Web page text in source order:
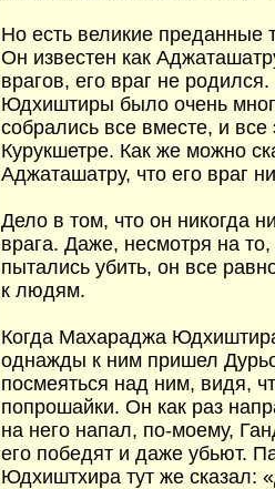
Но есть великие
Он известен как
врагов, его враг не
Юдхиштиры было очень
собрались все вместе, и
Курукшетре. Как же можно
Аджаташатру, что его враг
Дело в том, что он никогда
врага. Даже, несмотря на
пытались убить, он все
к людям.
Когда Махараджа
однажды к ним пришел
посмеяться над ним, видя,
попрошайки. Он как раз
на него напал, по-моему,
его победят и даже убьют.
Юдхиштхира тут же сказал: